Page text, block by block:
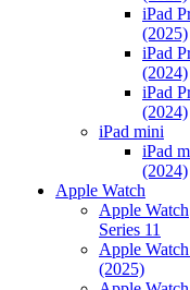
iPad
(2025)
iPad
(2024)
iPad
(2024)
iPad mini
iPad
(2024)
Apple Watch
Apple Watch
Series 11
Apple
(2025)